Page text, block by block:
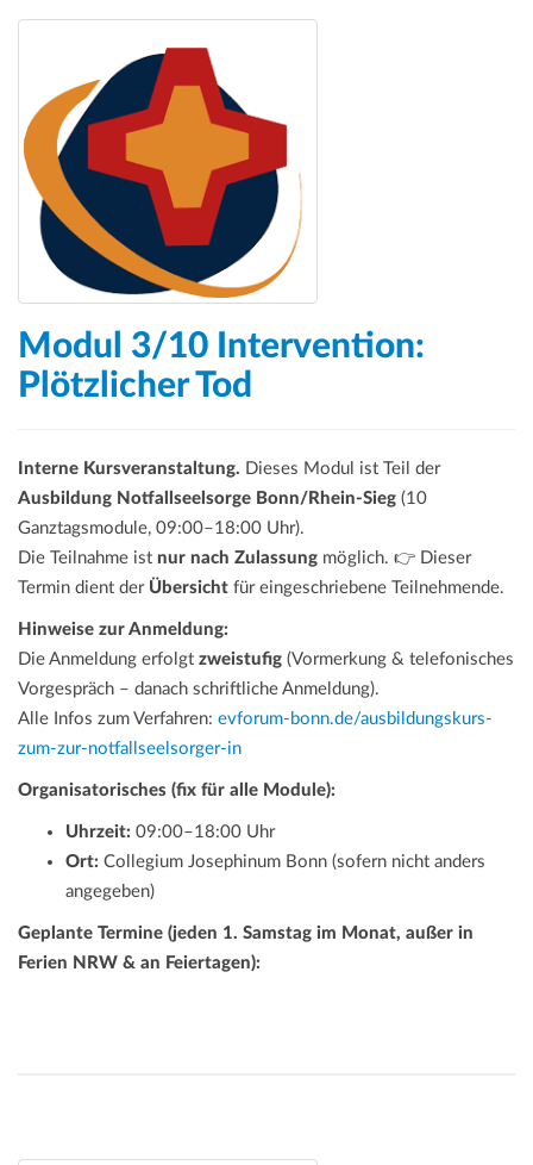
Modul 3/10 Intervention:
Plötzlicher Tod
Interne Kursveranstaltung. Dieses Modul ist Teil der
Ausbildung Notfallseelsorge Bonn/Rhein-Sieg (10
Ganztagsmodule, 09:00–18:00 Uhr).
Die Teilnahme ist nur nach Zulassung möglich. 👉 Dieser
Termin dient der Übersicht für eingeschriebene Teilnehmende.
Hinweise zur Anmeldung:
Die Anmeldung erfolgt zweistufig (Vormerkung & telefonisches
Vorgespräch – danach schriftliche Anmeldung).
Alle Infos zum Verfahren: evforum-bonn.de/ausbildungskurs-
zum-zur-notfallseelsorger-in
Organisatorisches (fix für alle Module):
Uhrzeit: 09:00–18:00 Uhr
Ort: Collegium Josephinum Bonn (sofern nicht anders
angegeben)
Geplante Termine (jeden 1. Samstag im Monat, außer in
Ferien NRW & an Feiertagen):